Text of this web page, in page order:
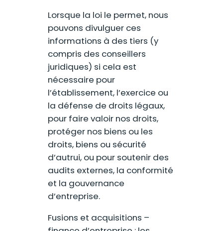
Lorsque la loi le permet, nous
pouvons divulguer ces
informations à des tiers (y
compris des conseillers
juridiques) si cela est
nécessaire pour
l’établissement, l’exercice ou
la défense de droits légaux,
pour faire valoir nos droits,
protéger nos biens ou les
droits, biens ou sécurité
d’autrui, ou pour soutenir des
audits externes, la conformité
et la gouvernance
d’entreprise.
Fusions et acquisitions –